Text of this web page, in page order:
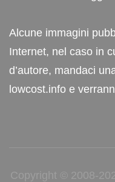
Alcune immagini
Internet, nel caso in
d’autore, mandaci
lowcost.info e
Copyright © 2008-